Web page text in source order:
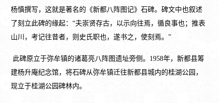
杨慎撰写，这就是著名的《新都八阵图记》石碑。碑文中也叙述
了刻立此碑的缘起：“夫崇贤存古，以示向往焉，循良事也；推表
山川，考记往昔者，则史氏职也，遂书之，使刻焉。”
此碑原立于弥牟镇的诸葛亮八阵图遗址旁侧。1958年，新都县筹
建杨升庵纪念馆，将石碑从弥牟镇迁往新都县城内的桂湖公园，
现立于桂湖公园碑林内。